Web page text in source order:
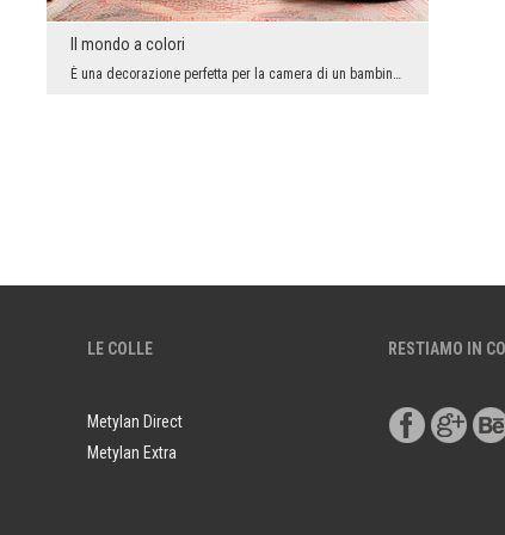
Il mondo a colori
È una decorazione perfetta per la camera di un bambino o di un adolescente, per uno studio scolas...
LE COLLE
Metylan Direct
Metylan Extra
RESTIAMO IN